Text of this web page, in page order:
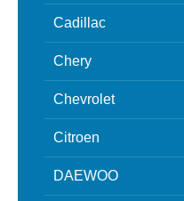
Cadillac
Chery
Chevrolet
Citroen
DAEWOO